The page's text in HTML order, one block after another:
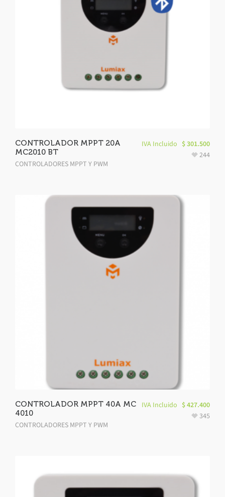
CONTROLADOR MPPT 20A
MC2010 BT
CONTROLADORES MPPT Y PWM
IVA Incluido $301.500
244
CONTROLADOR MPPT 40A MC
4010
CONTROLADORES MPPT Y PWM
IVA Incluido $427.400
345